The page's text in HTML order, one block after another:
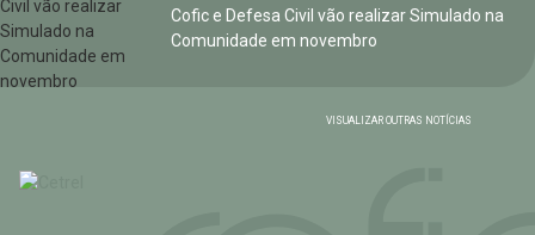
Cofic e Defesa Civil vão realizar Simulado na
Comunidade em novembro
VISUALIZAR OUTRAS NOTÍCIAS